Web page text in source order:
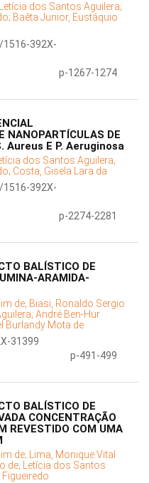
Letícia dos Santos Aguilera;
Baêta Junior, Eustáquio
392X-
p-1267-1274
NANOPARTÍCULAS DE
Aureus E P. Aeruginosa
dos Santos Aguilera;
Costa, Gisela Lara da
392X-
p-2274-2281
BALÍSTICO DE
ARAMIDA-
de; Biasi, Ronaldo Sergio
André Ben-Hur
Burlandy Mota de
31399
p-491-499
BALÍSTICO DE
CONCENTRAÇÃO
REVESTIDO COM UMA
de; Lima, Monique Vital
de; Letícia dos Santos